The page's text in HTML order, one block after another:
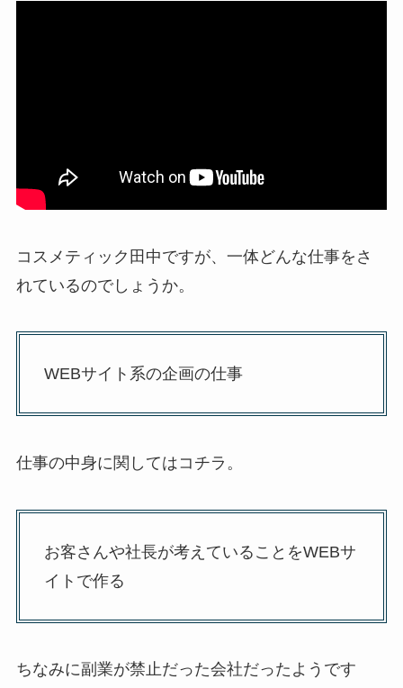
コスメティック田中ですが、一体どんな仕事をさ
れているのでしょうか。
WEBサイト系の企画の仕事
仕事の中身に関してはコチラ。
お客さんや社長が考えていることをWEBサ
イトで作る
ちなみに副業が禁止だった会社だったようです